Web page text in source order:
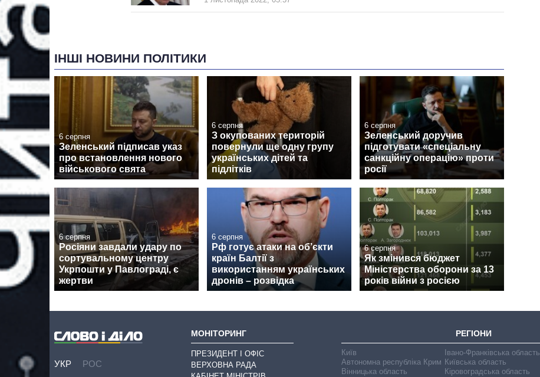
ІНШІ НОВИНИ ПОЛІТИКИ
6 серпня
Зеленський підписав указ
про встановлення нового
військового свята
6 серпня
З окупованих територій
повернули ще одну групу
українських дітей та
підлітків
6 серпня
Зеленський доручив
підготувати «спеціальну
санкційну операцію» проти
росії
6 серпня
Росіяни завдали удару по
сортувальному центру
Укрпошти у Павлограді, є
жертви
6 серпня
Рф готує атаки на об’єкти
країн Балтії з
використанням українських
дронів – розвідка
6 серпня
Як змінився бюджет
Міністерства оборони за 13
років війни з росією
УКР РОС
МОНІТОРИНГ
ПРЕЗИДЕНТ І ОФІС
ВЕРХОВНА РАДА
РЕГІОНИ
Київ
Автономна республіка Крим
Вінницька область
Івано-Франківська область
Київська область
Кіровоградська область